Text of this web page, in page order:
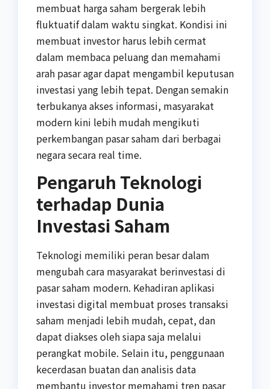
membuat harga saham bergerak lebih
fluktuatif dalam waktu singkat. Kondisi ini
membuat investor harus lebih cermat
dalam membaca peluang dan memahami
arah pasar agar dapat mengambil keputusan
investasi yang lebih tepat. Dengan semakin
terbukanya akses informasi, masyarakat
modern kini lebih mudah mengikuti
perkembangan pasar saham dari berbagai
negara secara real time.
Pengaruh Teknologi
terhadap Dunia
Investasi Saham
Teknologi memiliki peran besar dalam
mengubah cara masyarakat berinvestasi di
pasar saham modern. Kehadiran aplikasi
investasi digital membuat proses transaksi
saham menjadi lebih mudah, cepat, dan
dapat diakses oleh siapa saja melalui
perangkat mobile. Selain itu, penggunaan
kecerdasan buatan dan analisis data
membantu investor memahami tren pasar